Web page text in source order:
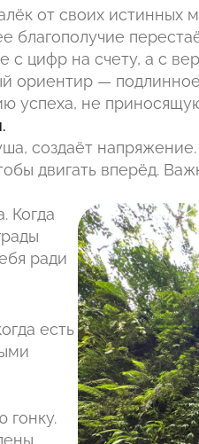
от своих истинных
с цифр на счету, а с
ориентир —
успеха, не
создаёт
двигать вперёд.
Когда
ради
есть
гонку.